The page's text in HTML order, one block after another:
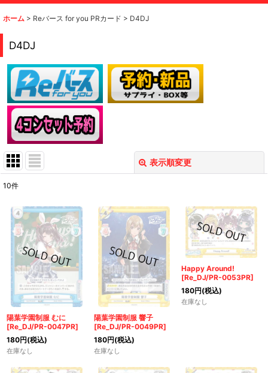
ホーム > Reバース for you PRカード > D4DJ
D4DJ
表示順変更
在庫あり
並び順:
絞り込む
10件
陽葉学園制服 むに
[Re_DJ/PR-0047PR]
180円(税込)
在庫なし
陽葉学園制服 響子
[Re_DJ/PR-0049PR]
180円(税込)
在庫なし
Happy Around!
[Re_DJ/PR-0053PR]
180円(税込)
在庫なし